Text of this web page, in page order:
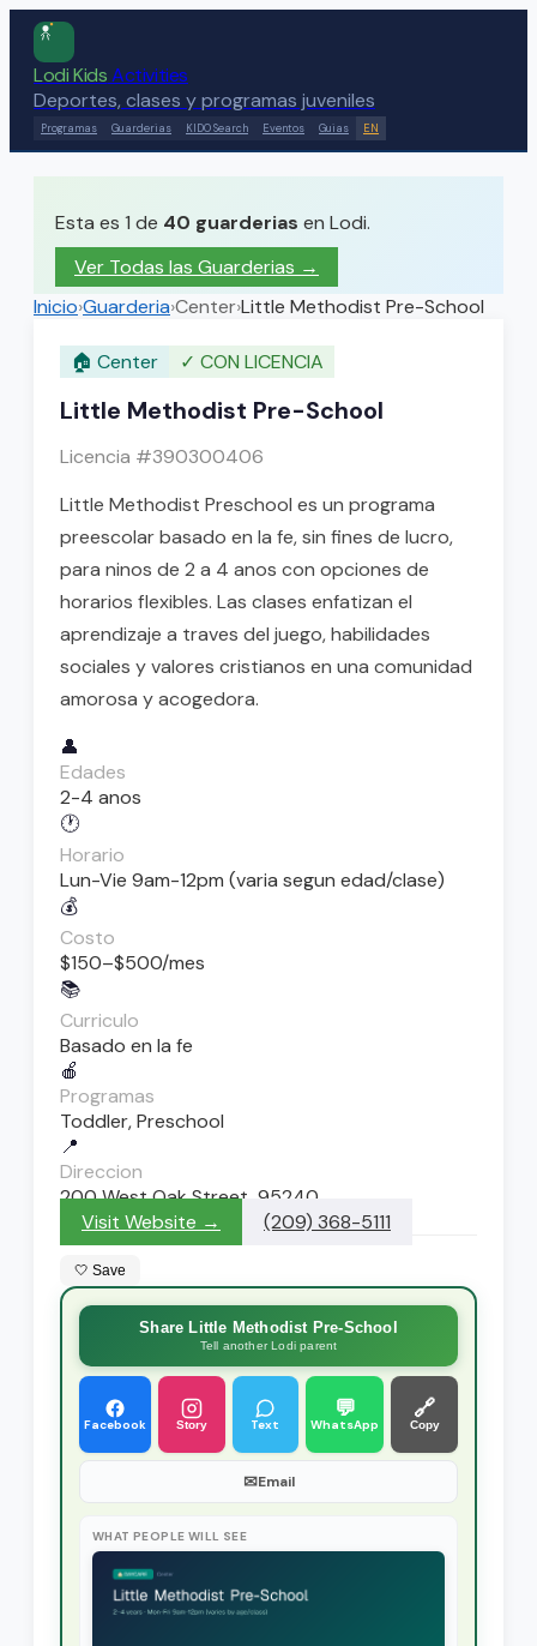
Lodi KidsActivities
Deportes, clases y programas juveniles
Programas Guarderias KIDO Search Eventos Guias EN
Esta es 1 de 40 guarderias en Lodi.
Ver Todas las Guarderias →
Inicio›Guarderia›Center›Little Methodist Pre-School
🏠 Center ✓ CON LICENCIA
Little Methodist Pre-School
Licencia #390300406
Little Methodist Preschool es un programa
preescolar basado en la fe, sin fines de lucro,
para ninos de 2 a 4 anos con opciones de
horarios flexibles. Las clases enfatizan el
aprendizaje a traves del juego, habilidades
sociales y valores cristianos en una comunidad
amorosa y acogedora.
👤
Edades
2-4 anos
🕐
Horario
Lun-Vie 9am-12pm (varia segun edad/clase)
💰
Costo
$150–$500/mes
📚
Curriculo
Basado en la fe
🍎
Programas
Toddler, Preschool
📍
Direccion
200 West Oak Street, 95240
Visit Website →
(209) 368-5111
🤍 Save
Share Little Methodist Pre-School
Tell another Lodi parent
Facebook Story Text
💬
WhatsApp
🔗
Copy
✉Email
WHAT PEOPLE WILL SEE